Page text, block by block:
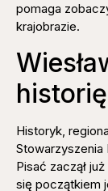
pomaga
krajobrazie.
Historyk,
Stowarzyszenia
Pisać zaczął
się początkiem